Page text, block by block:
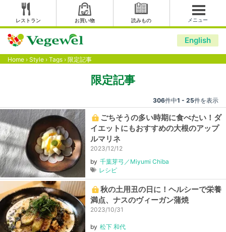
レストラン お買い物 読みもの メニュー
English
Home › Style › Tags › 限定記事
限定記事
306件中1 - 25件を表示
ごちそうの多い時期に食べたい！ダ
イエットにもおすすめの大根のアップ
ルマリネ
2023/12/12
by 千葉芽弓／Miyumi Chiba
レシピ
秋の土用丑の日に！ヘルシーで栄養
満点、ナスのヴィーガン蒲焼
2023/10/31
by 松下 和代